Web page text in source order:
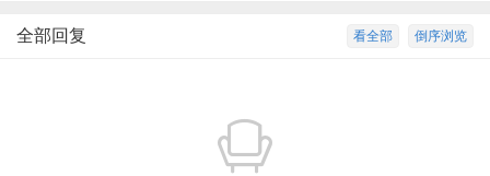
倒序浏览
看全部
全部回复